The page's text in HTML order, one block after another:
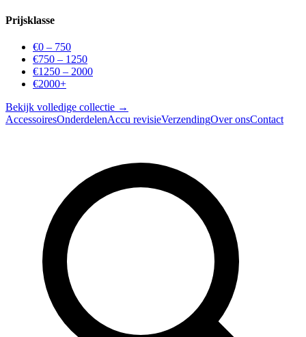
Prijsklasse
€0 – 750
€750 – 1250
€1250 – 2000
€2000+
Bekijk volledige collectie →
AccessoiresOnderdelenAccu revisieVerzendingOver onsContact